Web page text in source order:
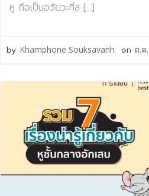
หู ถือเป็นอวัยวะที่ส […]
by Khamphone Souksavanh on ต.ค